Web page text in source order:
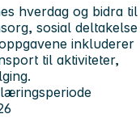
hverdag og bidra til
sosial deltakelse
inkluderer
til aktiviteter,